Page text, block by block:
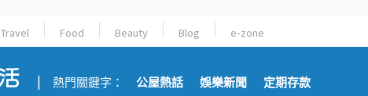
Travel Food Beauty Blog e-zone
熱門關鍵字： 公屋熱話 娛樂新聞 定期存款